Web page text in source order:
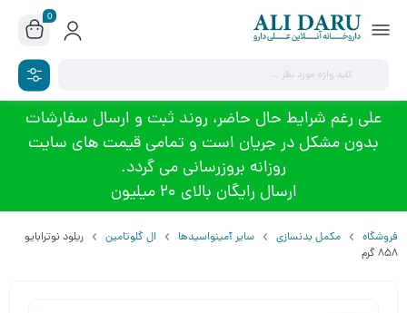
0
علی رغم شرایط حال حاضر، روند ثبت و ارسال سفارشات
بدون مشکل در جریان است و تمامی قیمت های سایت
روزانه بروزرسانی می گردد.
ارسال رایگان بالای 20 میلیون
فروشگاه مکمل بدنسازی سایر آمینواسیدها ال گلوتامین
ریلود نوترابایو
858 گرم